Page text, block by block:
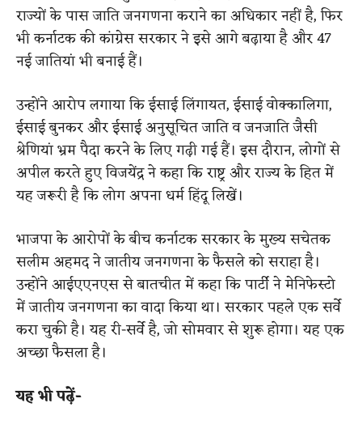
राज्यों के पास जाति जनगणना कराने का अधिकार नहीं है, फिर
भी कर्नाटक की कांग्रेस सरकार ने इसे आगे बढ़ाया है और 47
नई जातियां भी बनाई हैं।
उन्होंने आरोप लगाया कि ईसाई लिंगायत, ईसाई वोक्कालिगा,
ईसाई बुनकर और ईसाई अनुसूचित जाति व जनजाति जैसी
श्रेणियां भ्रम पैदा करने के लिए गढ़ी गई हैं। इस दौरान, लोगों से
अपील करते हुए विजयेंद्र ने कहा कि राष्ट्र और राज्य के हित में
यह जरूरी है कि लोग अपना धर्म हिंदू लिखें।
भाजपा के आरोपों के बीच कर्नाटक सरकार के मुख्य सचेतक
सलीम अहमद ने जातीय जनगणना के फैसले को सराहा है।
उन्होंने आईएएनएस से बातचीत में कहा कि पार्टी ने मेनिफेस्टो
में जातीय जनगणना का वादा किया था। सरकार पहले एक सर्वे
करा चुकी है। यह री-सर्वे है, जो सोमवार से शुरू होगा। यह एक
अच्छा फैसला है।
यह भी पढ़ें-